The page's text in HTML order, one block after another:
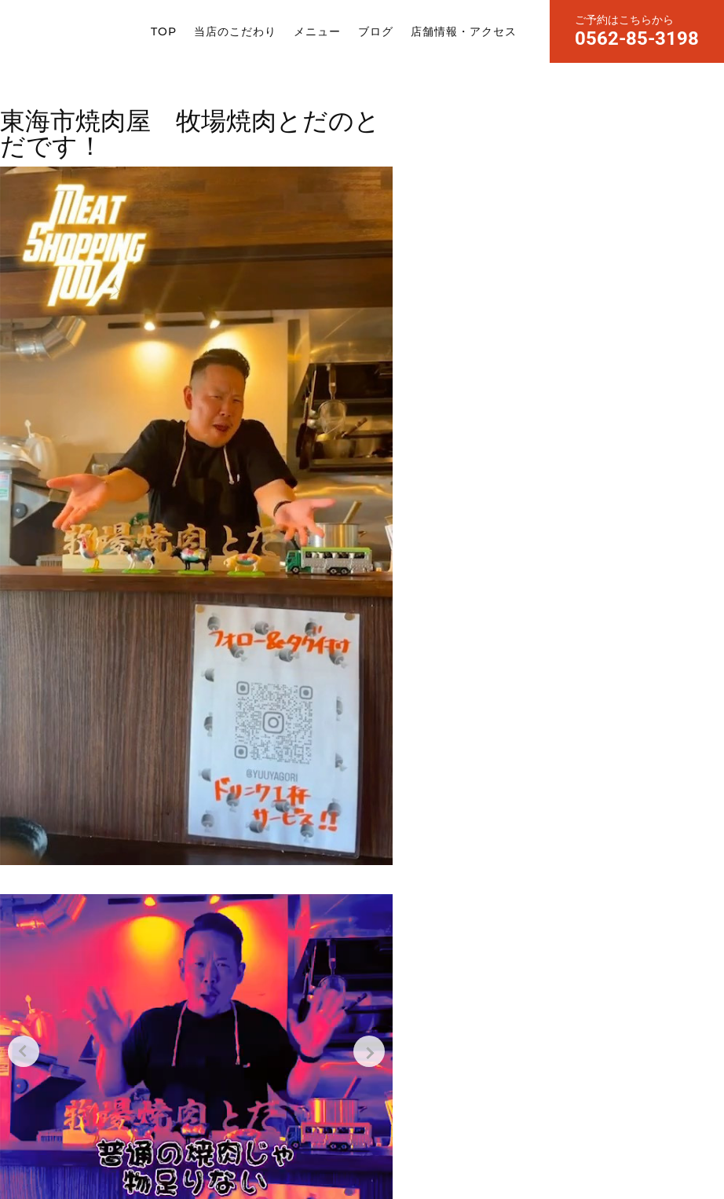
TOP 当店のこだわり メニュー ブログ 店舗情報・アクセス
ご予約はこちらから
0562-85-3198
東海市焼肉屋 牧場焼肉とだのと
だです！